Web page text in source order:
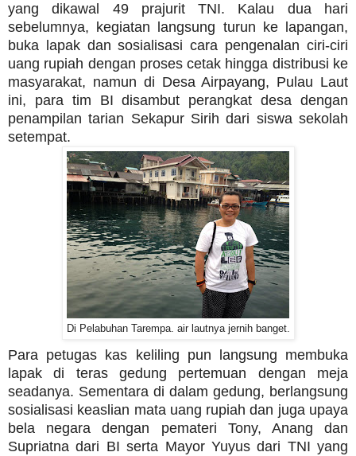
yang dikawal 49 prajurit TNI. Kalau dua hari
sebelumnya, kegiatan langsung turun ke lapangan,
buka lapak dan sosialisasi cara pengenalan ciri-ciri
uang rupiah dengan proses cetak hingga distribusi ke
masyarakat, namun di Desa Airpayang, Pulau Laut
ini, para tim BI disambut perangkat desa dengan
penampilan tarian Sekapur Sirih dari siswa sekolah
setempat.
Di Pelabuhan Tarempa. air lautnya jernih banget.
Para petugas kas keliling pun langsung membuka
lapak di teras gedung pertemuan dengan meja
seadanya. Sementara di dalam gedung, berlangsung
sosialisasi keaslian mata uang rupiah dan juga upaya
bela negara dengan pemateri Tony, Anang dan
Supriatna dari BI serta Mayor Yuyus dari TNI yang